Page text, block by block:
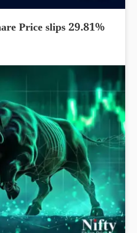
Price slips 29.81%